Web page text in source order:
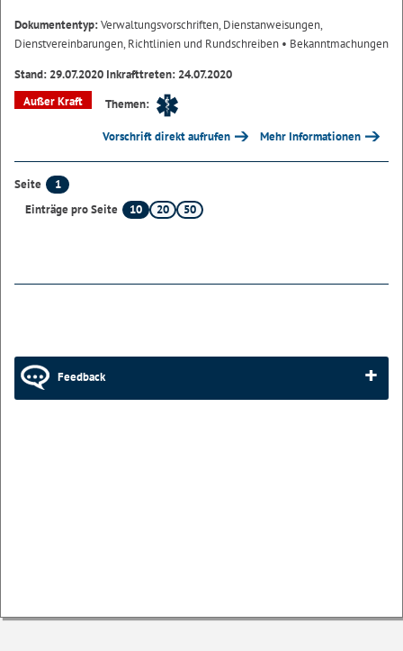
Dokumententyp:Verwaltungsvorschriften, Dienstanweisungen,
Dienstvereinbarungen, Richtlinien und Rundschreiben • Bekanntmachungen
Stand: 29.07.2020 Inkrafttreten: 24.07.2020
Außer Kraft
Themen:
Vorschrift direkt aufrufen Mehr Informationen
Seite
1
Einträge pro Seite
10 20 50
Feedback